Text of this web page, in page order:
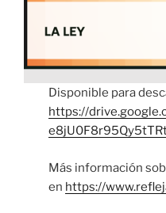
Disponible para
https://
Más información
en https://